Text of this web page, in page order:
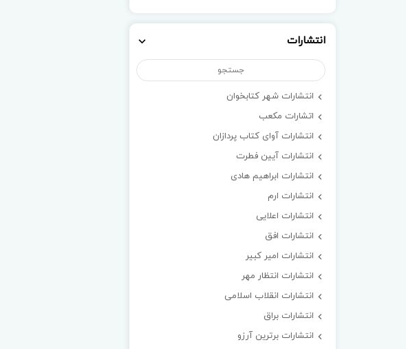
انتشارات
انتشارات شهر کتابخوان
اتشارات مکعب
انتشارات آوای کتاب پردازان
انتشارات آیین فطرت
انتشارات ابراهیم هادی
انتشارات ارم
انتشارات اعلایی
انتشارات افق
انتشارات امیر کبیر
انتشارات انتظار مهر
انتشارات انقلاب اسلامی
انتشارات براق
انتشارات برترین آرزو